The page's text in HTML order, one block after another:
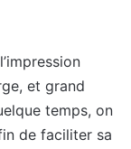
et grand
temps, on
de faciliter sa